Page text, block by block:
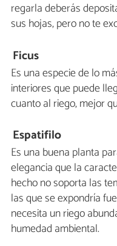
regarla deberás
sus hojas, pero no te
Ficus
Es una especie de lo
interiores que puede
cuanto al riego, mejor
Espatifilo
Es una buena planta
elegancia que la
hecho no soporta las
las que se expondría
necesita un riego
humedad ambiental.